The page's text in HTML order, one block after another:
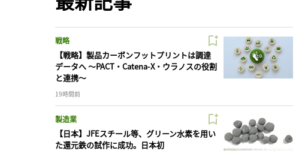
戦略
【戦略】製品カーボンフットプリントは調達
データへ 〜PACT・Catena-X・ウラノスの役割
と連携〜
19時間前
製造業
【日本】JFEスチール等、グリーン水素を用い
た還元鉄の試作に成功。日本初